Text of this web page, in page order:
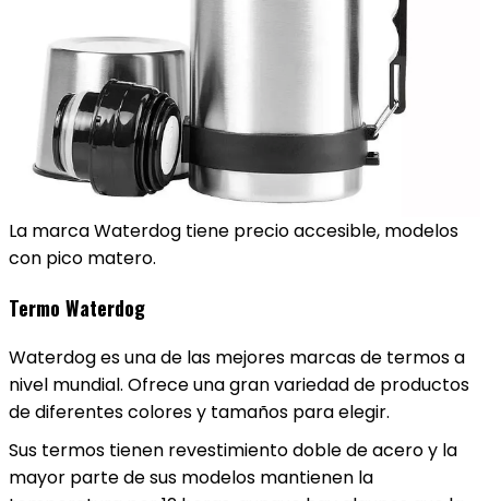
La marca Waterdog tiene precio accesible, modelos
con pico matero.
Termo Waterdog
Waterdog es una de las mejores marcas de termos a
nivel mundial. Ofrece una gran variedad de productos
de diferentes colores y tamaños para elegir.
Sus termos tienen revestimiento doble de acero y la
mayor parte de sus modelos mantienen la